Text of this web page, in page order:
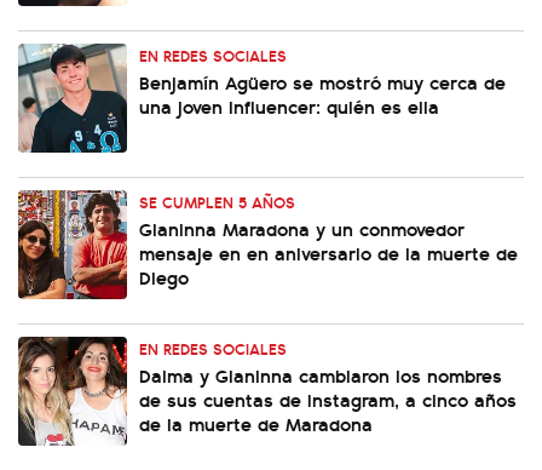
EN REDES SOCIALES
Benjamín Agüero se mostró muy cerca de
una joven influencer: quién es ella
SE CUMPLEN 5 AÑOS
Gianinna Maradona y un conmovedor
mensaje en en aniversario de la muerte de
Diego
EN REDES SOCIALES
Dalma y Gianinna cambiaron los nombres
de sus cuentas de Instagram, a cinco años
de la muerte de Maradona